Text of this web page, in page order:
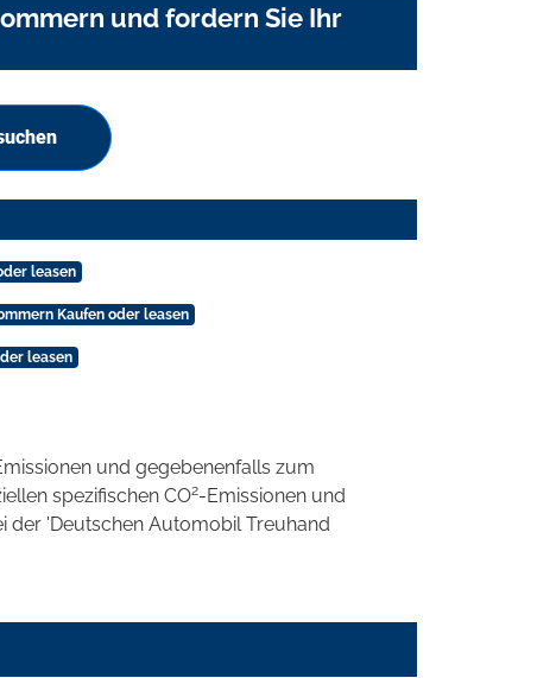
und fordern Sie Ihr
leasen
Kaufen oder leasen
leasen
und gegebenenfalls zum
spezifischen CO2-Emissionen und
der 'Deutschen Automobil Treuhand